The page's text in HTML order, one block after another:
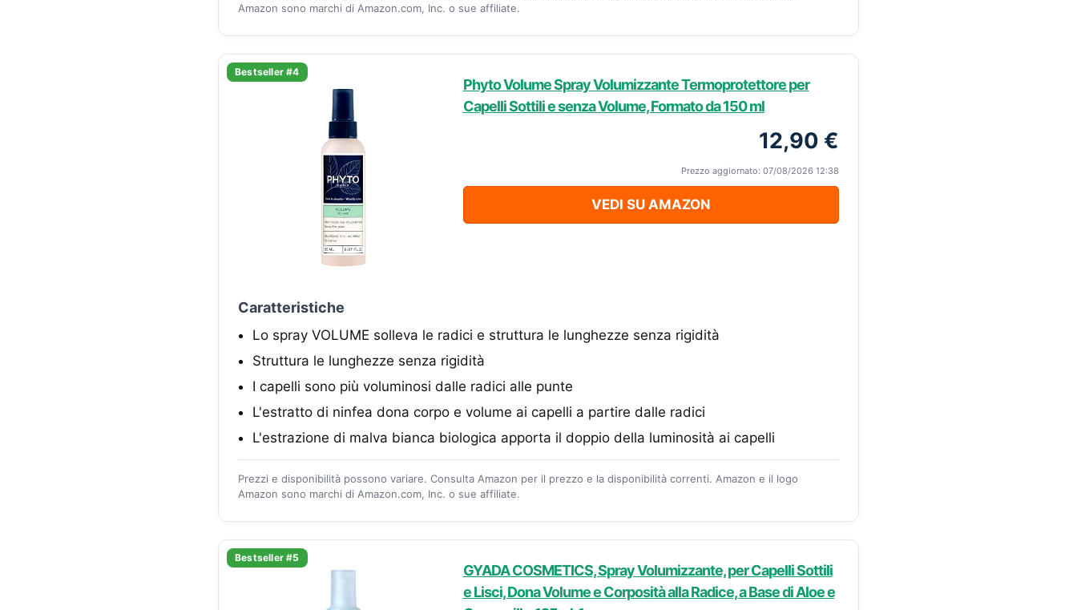
Amazon sono marchi di Amazon.com, Inc. o sue affiliate.
Bestseller #4
Phyto Volume Spray Volumizzante Termoprotettore per
Capelli Sottili e senza Volume, Formato da 150 ml
12,90 €
Prezzo aggiornato: 07/08/2026 12:38
VEDI SU AMAZON
Caratteristiche
Lo spray VOLUME solleva le radici e struttura le lunghezze senza rigidità
Struttura le lunghezze senza rigidità
I capelli sono più voluminosi dalle radici alle punte
L'estratto di ninfea dona corpo e volume ai capelli a partire dalle radici
L'estrazione di malva bianca biologica apporta il doppio della luminosità ai capelli
Prezzi e disponibilità possono variare. Consulta Amazon per il prezzo e la disponibilità correnti. Amazon e il logo
Amazon sono marchi di Amazon.com, Inc. o sue affiliate.
Bestseller #5
GYADA COSMETICS, Spray Volumizzante, per Capelli Sottili
e Lisci, Dona Volume e Corposità alla Radice, a Base di Aloe e